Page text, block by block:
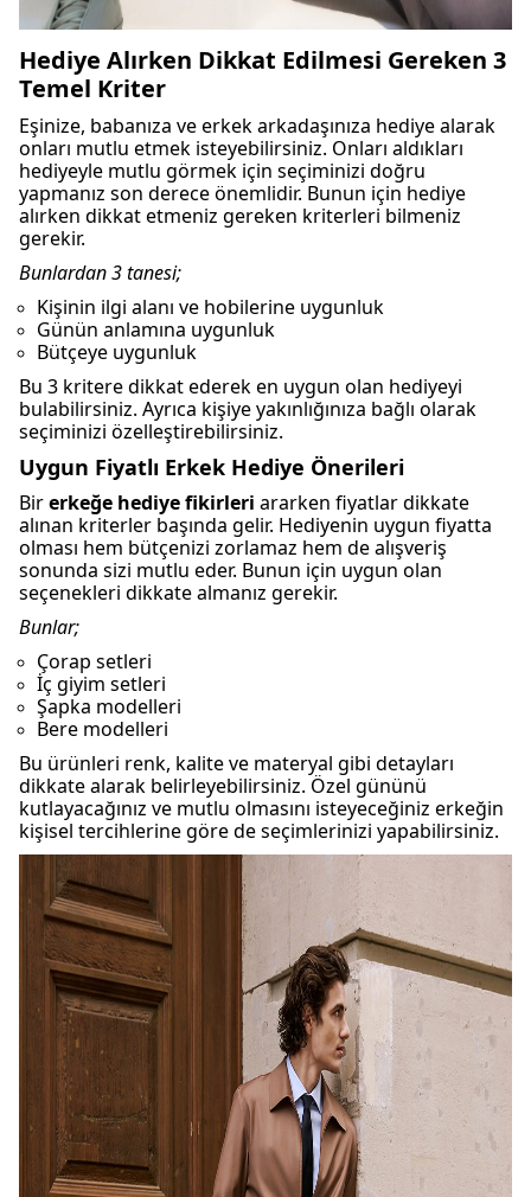
Hediye Alırken Dikkat Edilmesi Gereken 3
Temel Kriter
Eşinize, babanıza ve erkek arkadaşınıza hediye alarak
onları mutlu etmek isteyebilirsiniz. Onları aldıkları
hediyeyle mutlu görmek için seçiminizi doğru
yapmanız son derece önemlidir. Bunun için hediye
alırken dikkat etmeniz gereken kriterleri bilmeniz
gerekir.
Bunlardan 3 tanesi;
Kişinin ilgi alanı ve hobilerine uygunluk
Günün anlamına uygunluk
Bütçeye uygunluk
Bu 3 kritere dikkat ederek en uygun olan hediyeyi
bulabilirsiniz. Ayrıca kişiye yakınlığınıza bağlı olarak
seçiminizi özelleştirebilirsiniz.
Uygun Fiyatlı Erkek Hediye Önerileri
Birerkeğe hediye fikirleri ararken fiyatlar dikkate
alınan kriterler başında gelir. Hediyenin uygun fiyatta
olması hem bütçenizi zorlamaz hem de alışveriş
sonunda sizi mutlu eder. Bunun için uygun olan
seçenekleri dikkate almanız gerekir.
Bunlar;
Çorap setleri
İç giyim setleri
Şapka modelleri
Bere modelleri
Bu ürünleri renk, kalite ve materyal gibi detayları
dikkate alarak belirleyebilirsiniz. Özel gününü
kutlayacağınız ve mutlu olmasını isteyeceğiniz erkeğin
kişisel tercihlerine göre de seçimlerinizi yapabilirsiniz.